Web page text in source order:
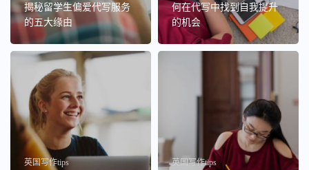
揭秘留学生偏爱代写服务
的五大缘由
何在代写中找到自我提升
的机会
英国写作tips 英国写作tips